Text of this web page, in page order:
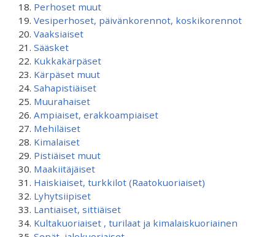
Perhoset muut
Vesiperhoset, päivänkorennot, koskikorennot
Vaaksiaiset
Sääsket
Kukkakärpäset
Kärpäset muut
Sahapistiäiset
Muurahaiset
Ampiaiset, erakkoampiaiset
Mehiläiset
Kimalaiset
Pistiäiset muut
Maakiitäjäiset
Haiskiaiset, turkkilot (Raatokuoriaiset)
Lyhytsiipiset
Lantiaiset, sittiäiset
Kultakuoriaiset , turilaat ja kimalaiskuoriainen